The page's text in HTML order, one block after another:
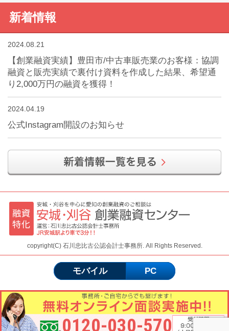
新着情報
2024.08.21
【創業融資実績】豊田市/中古車販売業のお客様：協調
融資と販売実績で裏付け資料を作成した結果、希望通
り2,000万円の融資を獲得！
2024.04.19
公式Instagram開設のお知らせ
0120-030-570
copyright(C) 石川忠比古公認会計士事務所. All Rights Reserved.
モバイル PC